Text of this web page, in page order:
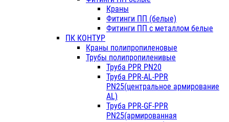
Краны
Фитинги ПП (белые)
Фитинги ПП с металлом белые
ПК КОНТУР
Краны полипропиленовые
Трубы полипропиленивые
Труба PPR PN20
Труба PPR-AL-PPR
PN25(центральное армирование
AL)
Труба PPR-GF-PPR
PN25(армированная